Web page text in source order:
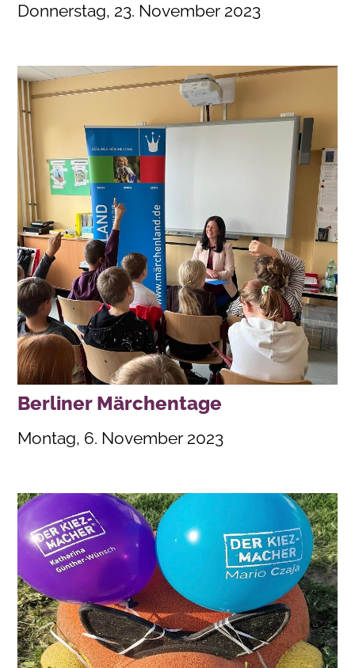
Donnerstag, 23. November 2023
Berliner Märchentage
Montag, 6. November 2023